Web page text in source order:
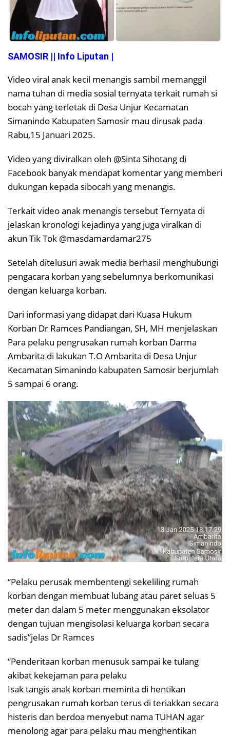
SAMOSIR || Info Liputan |
Video viral anak kecil menangis sambil memanggil
nama tuhan di media sosial ternyata terkait rumah si
bocah yang terletak di Desa Unjur Kecamatan
Simanindo Kabupaten Samosir mau dirusak pada
Rabu,15 Januari 2025.
Video yang diviralkan oleh @Sinta Sihotang di
Facebook banyak mendapat komentar yang memberi
dukungan kepada sibocah yang menangis.
Terkait video anak menangis tersebut Ternyata di
jelaskan kronologi kejadinya yang juga viralkan di
akun Tik Tok @masdamardamar275
Setelah ditelusuri awak media berhasil menghubungi
pengacara korban yang sebelumnya berkomunikasi
dengan keluarga korban.
Dari informasi yang didapat dari Kuasa Hukum
Korban Dr Ramces Pandiangan, SH, MH menjelaskan
Para pelaku pengrusakan rumah korban Darma
Ambarita di lakukan T.O Ambarita di Desa Unjur
Kecamatan Simanindo kabupaten Samosir berjumlah
5 sampai 6 orang.
“Pelaku perusak membentengi sekeliling rumah
korban dengan membuat lubang atau paret seluas 5
meter dan dalam 5 meter menggunakan eksolator
dengan tujuan mengisolasi keluarga korban secara
sadis”jelas Dr Ramces
“Penderitaan korban menusuk sampai ke tulang
akibat kekejaman para pelaku
Isak tangis anak korban meminta di hentikan
pengrusakan rumah korban terus di teriakkan secara
histeris dan berdoa menyebut nama TUHAN agar
menolong agar para pelaku mau menghentikan